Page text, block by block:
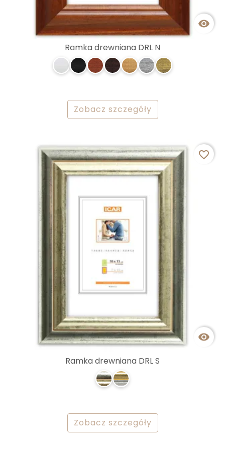

Ramka drewniana DRL N
Zobacz szczegóły

favorite_border
Ramka drewniana DRL S
Zobacz szczegóły